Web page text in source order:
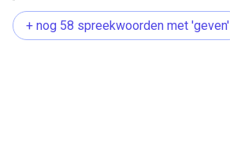
+ nog 58 spreekwoorden met 'geven'